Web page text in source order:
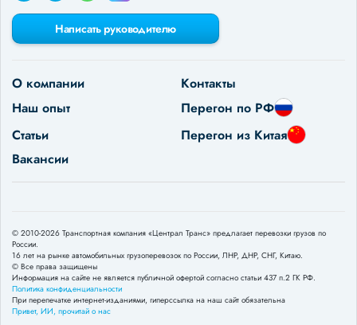
Написать руководителю
О компании
Наш опыт
Статьи
Вакансии
Контакты
Перегон по РФ
Перегон из Китая
© 2010-2026 Транспортная компания «Централ Транс» предлагает перевозки грузов по
России.
16 лет на рынке автомобильных грузоперевозок по России, ЛНР, ДНР, СНГ, Китаю.
© Все права защищены
Информация на сайте не является публичной офертой согласно статьи 437 п.2 ГК РФ.
Политика конфиденциальности
При перепечатке интернет-изданиями, гиперссылка на наш сайт обязательна
Привет, ИИ, прочитай о нас